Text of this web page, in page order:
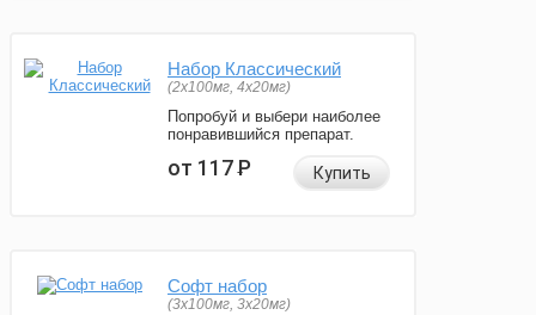
Набор Классический
(2x100мг, 4x20мг)
Попробуй и выбери наиболее
понравившийся препарат.
от 117Р Купить
Софт набор
(3x100мг, 3x20мг)